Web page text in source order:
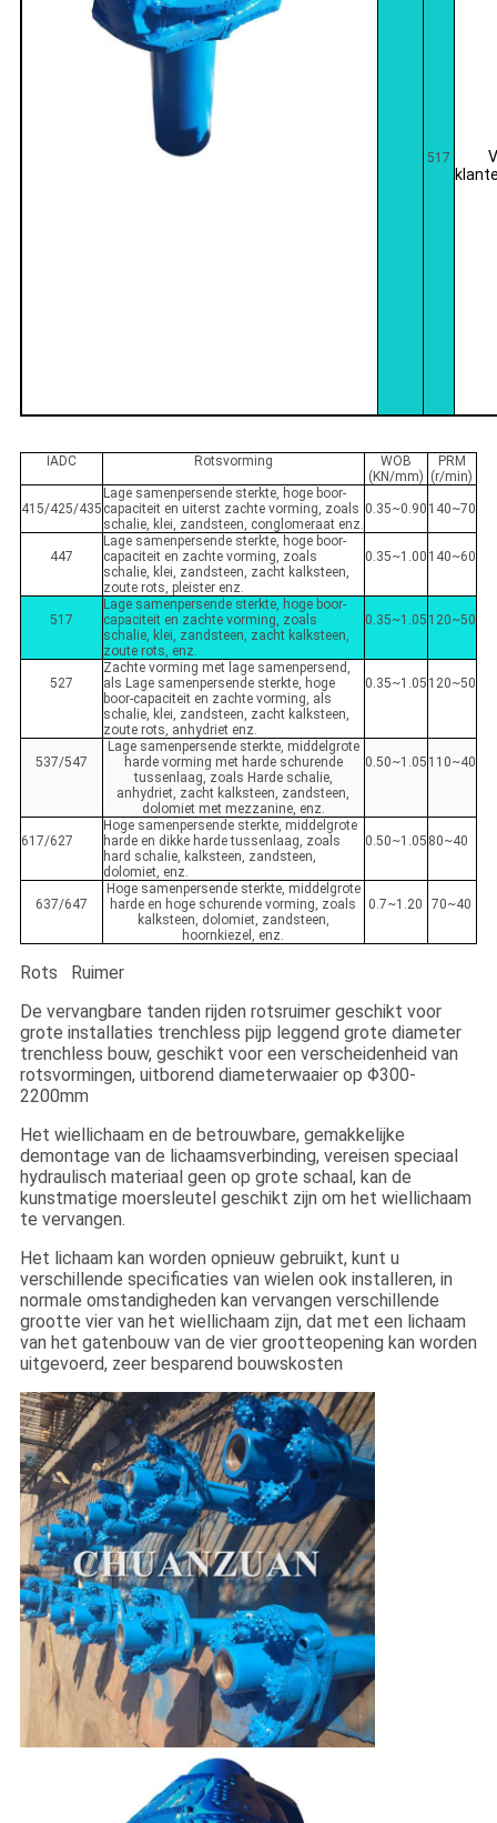
517
IADC Rotsvorming
WOB
(KN/mm)
PRM
(r/min)
415/425/435
Lage samenpersende sterkte, hoge boor-
capaciteit en uiterst zachte vorming, zoals
schalie, klei, zandsteen, conglomeraat enz.
0.35~0.90 140~70
447
Lage samenpersende sterkte, hoge boor-
capaciteit en zachte vorming, zoals
schalie, klei, zandsteen, zacht kalksteen,
zoute rots, pleister enz.
0.35~1.00 140~60
517
Lage samenpersende sterkte, hoge boor-
capaciteit en zachte vorming, zoals
schalie, klei, zandsteen, zacht kalksteen,
zoute rots, enz.
0.35~1.05 120~50
527
Zachte vorming met lage samenpersend,
als Lage samenpersende sterkte, hoge
boor-capaciteit en zachte vorming, als
schalie, klei, zandsteen, zacht kalksteen,
zoute rots, anhydriet enz.
0.35~1.05 120~50
537/547
Lage samenpersende sterkte, middelgrote
harde vorming met harde schurende
tussenlaag, zoals Harde schalie,
anhydriet, zacht kalksteen, zandsteen,
dolomiet met mezzanine, enz.
0.50~1.05 110~40
617/627
Hoge samenpersende sterkte, middelgrote
harde en dikke harde tussenlaag, zoals
hard schalie, kalksteen, zandsteen,
dolomiet, enz.
0.50~1.05 80~40
637/647
Hoge samenpersende sterkte, middelgrote
harde en hoge schurende vorming, zoals
kalksteen, dolomiet, zandsteen,
hoornkiezel, enz.
0.7~1.20 70~40
Rots Ruimer
De vervangbare tanden rijden rotsruimer geschikt voor
grote installaties trenchless pijp leggend grote diameter
trenchless bouw, geschikt voor een verscheidenheid van
rotsvormingen, uitborend diameterwaaier op Φ300-
2200mm
Het wiellichaam en de betrouwbare, gemakkelijke
demontage van de lichaamsverbinding, vereisen speciaal
hydraulisch materiaal geen op grote schaal, kan de
kunstmatige moersleutel geschikt zijn om het wiellichaam
te vervangen.
Het lichaam kan worden opnieuw gebruikt, kunt u
verschillende specificaties van wielen ook installeren, in
normale omstandigheden kan vervangen verschillende
grootte vier van het wiellichaam zijn, dat met een lichaam
van het gatenbouw van de vier grootteopening kan worden
uitgevoerd, zeer besparend bouwskosten